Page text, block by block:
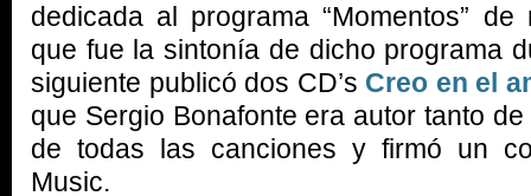
dedicada al programa “Momentos”
que fue la sintonía de dicho programa
siguiente publicó dos CD’s Creo en el
que Sergio Bonafonte era autor tanto
de todas las canciones y firmó un
Music.